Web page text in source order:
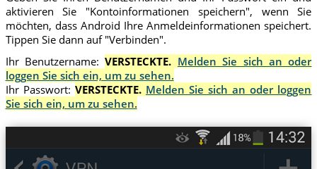
aktivieren Sie "Kontoinformationen speichern", wenn Sie
möchten, dass Android Ihre Anmeldeinformationen speichert.
Tippen Sie dann auf "Verbinden".
Ihr Benutzername:VERSTECKTE. Melden Sie sich an oder
loggen Sie sich ein, um zu sehen.
Ihr Passwort: VERSTECKTE. Melden Sie sich an oder loggen
Sie sich ein, um zu sehen.